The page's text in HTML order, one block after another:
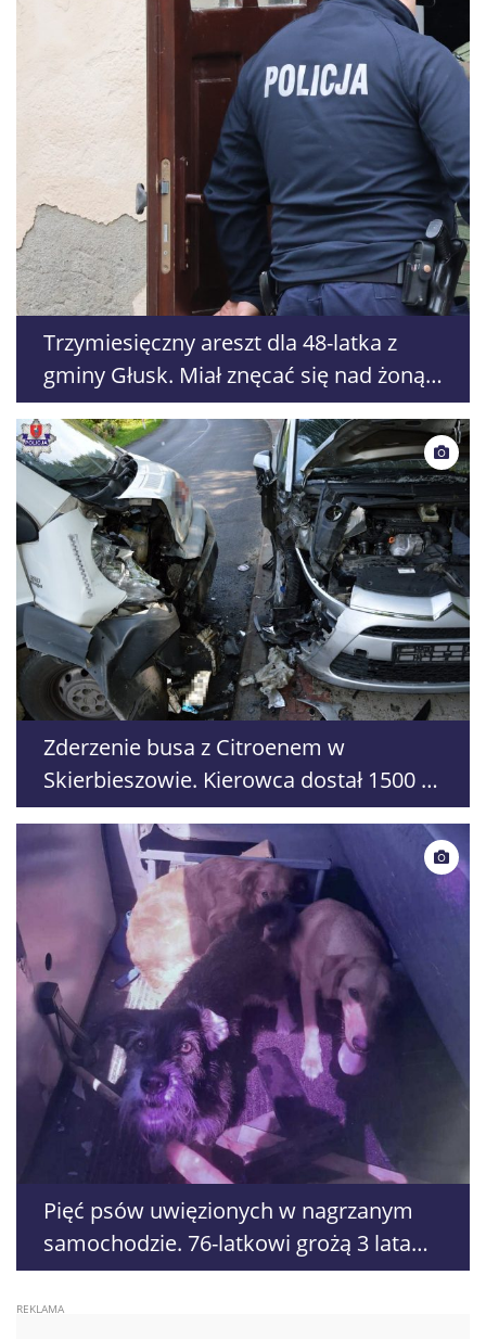
Trzymiesięczny areszt dla 48-latka z
gminy Głusk. Miał znęcać się nad żoną i
córkami
Zderzenie busa z Citroenem w
Skierbieszowie. Kierowca dostał 1500 zł
mandatu
Pięć psów uwięzionych w nagrzanym
samochodzie. 76-latkowi grożą 3 lata
więzienia